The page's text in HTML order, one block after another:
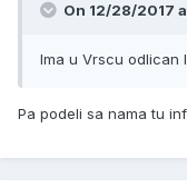
On 12/28/2017
Ima u Vrscu odlican
Pa podeli sa nama tu